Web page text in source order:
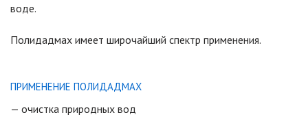
воде.
Полидадмах имеет широчайший спектр применения.
ПРИМЕНЕНИЕ ПОЛИДАДМАХ
— очистка природных вод